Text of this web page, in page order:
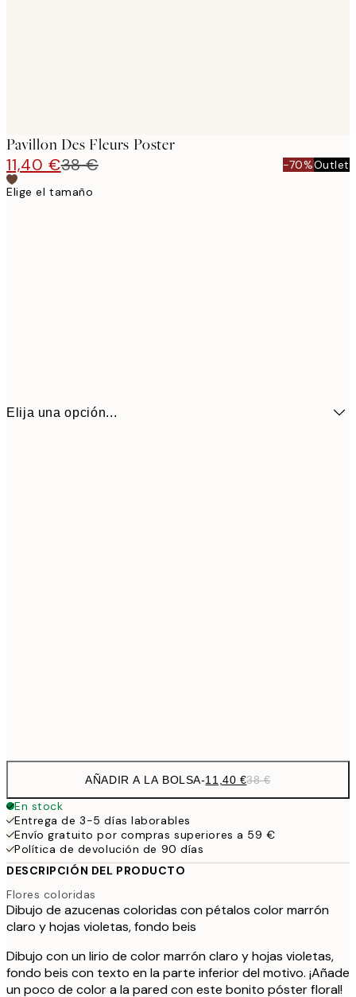
Pavillon Des Fleurs Poster
11,40 €38 € -70%Outlet
Elige el tamaño
Elija una opción...
AÑADIR A LA BOLSA-11,40 €38 €
En stock
Entrega de 3-5 días laborables
Envío gratuito por compras superiores a 59 €
Política de devolución de 90 días
DESCRIPCIÓN DEL PRODUCTO
Flores coloridas
Dibujo de azucenas coloridas con pétalos color marrón
claro y hojas violetas, fondo beis
Dibujo con un lirio de color marrón claro y hojas violetas,
fondo beis con texto en la parte inferior del motivo. ¡Añade
un poco de color a la pared con este bonito póster floral!